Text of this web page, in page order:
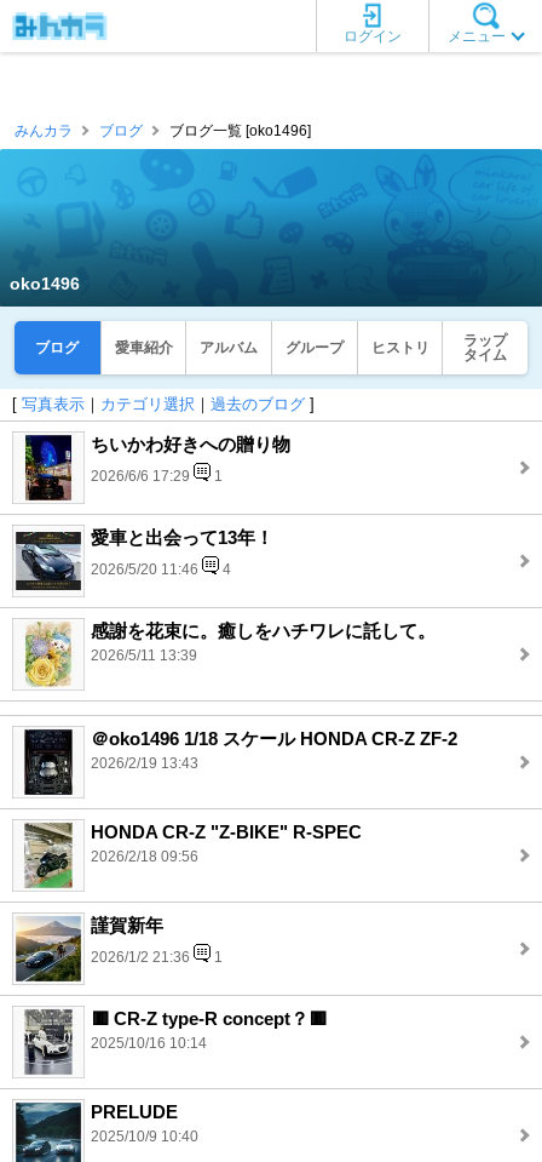
メニュー
ログイン
みんカラ ブログ ブログ一覧 [oko1496]
oko1496
ブログ 愛車紹介 アルバム グループ ヒストリ
ラップ
タイム
[ 写真表示 ｜ カテゴリ選択 ｜ 過去のブログ ]
ちいかわ好きへの贈り物
2026/6/6 17:29 1
愛車と出会って13年！
2026/5/20 11:46 4
感謝を花束に。癒しをハチワレに託して。
2026/5/11 13:39
＠oko1496 1/18 スケール HONDA CR-Z ZF-2
2026/2/19 13:43
HONDA CR-Z "Z-BIKE" R-SPEC
2026/2/18 09:56
謹賀新年
2026/1/2 21:36 1
🟥 CR-Z type-R concept？🟥
2025/10/16 10:14
PRELUDE
2025/10/9 10:40